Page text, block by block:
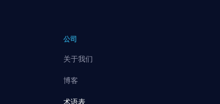
公司
关于我们
博客
术语表